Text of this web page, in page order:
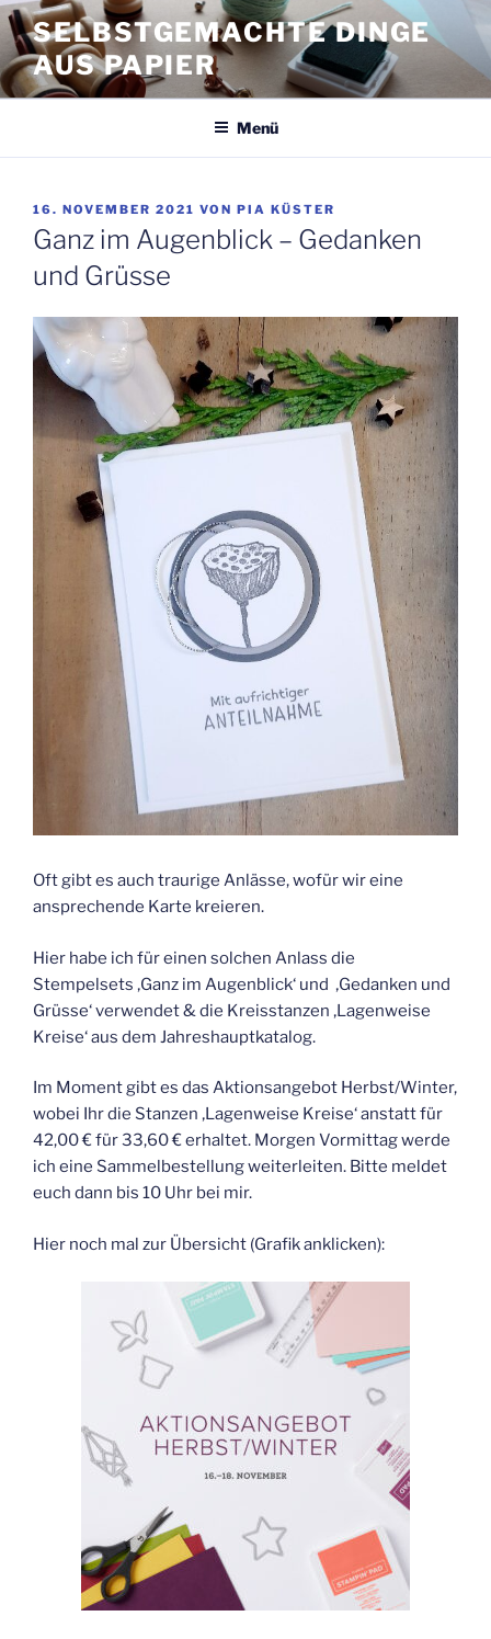
Zum
Inhalt
springen
SELBSTGEMACHTE DINGE
AUS PAPIER
Menü
VERÖFFENTLICHT
AM
16. NOVEMBER 2021 VON PIA KÜSTER
Ganz im Augenblick – Gedanken
und Grüsse
Oft gibt es auch traurige Anlässe, wofür wir eine
ansprechende Karte kreieren.
Hier habe ich für einen solchen Anlass die
Stempelsets ‚Ganz im Augenblick‘ und ‚Gedanken und
Grüsse‘ verwendet & die Kreisstanzen ‚Lagenweise
Kreise‘ aus dem Jahreshauptkatalog.
Im Moment gibt es das Aktionsangebot Herbst/Winter,
wobei Ihr die Stanzen ‚Lagenweise Kreise‘ anstatt für
42,00 € für 33,60 € erhaltet. Morgen Vormittag werde
ich eine Sammelbestellung weiterleiten. Bitte meldet
euch dann bis 10 Uhr bei mir.
Hier noch mal zur Übersicht (Grafik anklicken):